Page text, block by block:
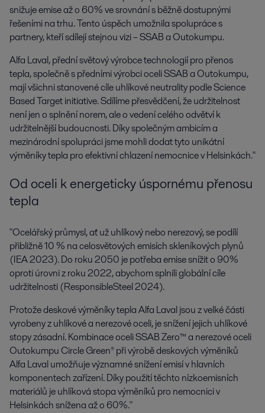
snižuje emise až o 60% ve srovnání s běžně dostupnými
řešeními na trhu. Tento úspěch umožnila spolupráce s
partnery, kteří sdílejí stejnou vizi – SSAB a Outokumpu.
Alfa Laval, přední světový výrobce technologií pro přenos
tepla, společně s předními výrobci oceli SSAB a Outokumpu,
mají všichni stanovené cíle uhlíkové neutrality podle Science
Based Target initiative. Sdílíme přesvědčení, že udržitelnost
není jen o splnění norem, ale o vedení celého odvětví k
udržitelnější budoucnosti. Díky společným ambicím a
mezinárodní spolupráci jsme mohli dodat tyto unikátní
výměníky tepla pro efektivní chlazení nemocnice v Helsinkách."
Od oceli k energeticky úspornému přenosu
tepla
"Ocelářský průmysl, ať už uhlíkový nebo nerezový, se podílí
přibližně 10 % na celosvětových emisích skleníkových plynů
(IEA 2023). Do roku 2050 je potřeba emise snížit o 90%
oproti úrovni z roku 2022, abychom splnili globální cíle
udržitelnosti (ResponsibleSteel 2024).
Protože deskové výměníky tepla Alfa Laval jsou z velké části
vyrobeny z uhlíkové a nerezové oceli, je snížení jejich uhlíkové
stopy zásadní. Kombinace oceli SSAB Zero™ a nerezové oceli
Outokumpu Circle Green® při výrobě deskových výměníků
Alfa Laval umožňuje významné snížení emisí v hlavních
komponentech zařízení. Díky použití těchto nízkoemisních
materiálů je uhlíková stopa výměníků pro nemocnici v
Helsinkách snížena až o 60%."